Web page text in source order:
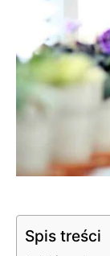
Spis treści